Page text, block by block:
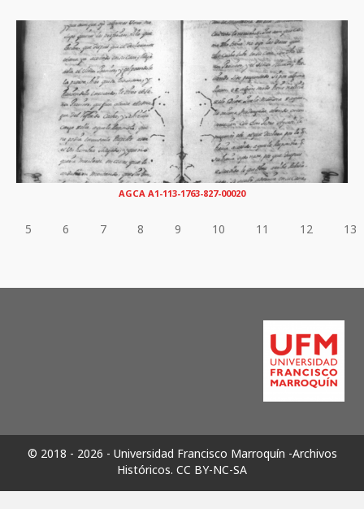
AGCA A1-113-1763-827-00020
5 6 7 8 9 10 11 12 13
© 2018 - 2026 - Universidad Francisco Marroquín -Archivos
Históricos. CC BY-NC-SA